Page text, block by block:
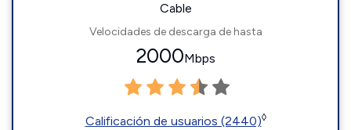
Cable
Velocidades de descarga de hasta
2000Mbps
Calificación de usuarios (2440)◊